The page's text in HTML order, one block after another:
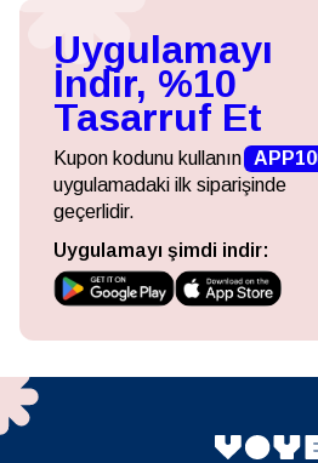
Uygulamayı
İndir, %10
Tasarruf Et
Kupon kodunu kullanın APP10
uygulamadaki ilk siparişinde
geçerlidir.
Uygulamayı şimdi indir: